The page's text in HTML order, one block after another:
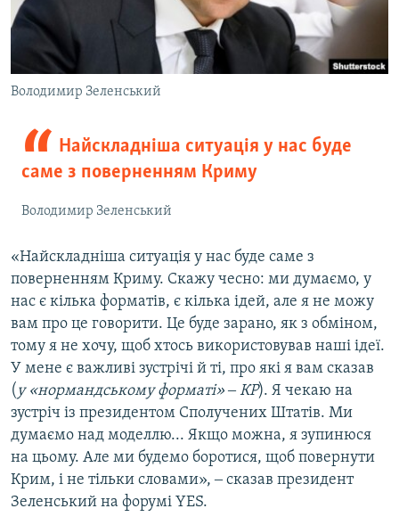
Володимир Зеленський
Найскладніша ситуація у нас буде
саме з поверненням Криму
Володимир Зеленський
«Найскладніша ситуація у нас буде саме з
поверненням Криму. Скажу чесно: ми думаємо, у
нас є кілька форматів, є кілька ідей, але я не можу
вам про це говорити. Це буде зарано, як з обміном,
тому я не хочу, щоб хтось використовував наші ідеї.
У мене є важливі зустрічі й ті, про які я вам сказав
( у «нормандському форматі» ‒ КР). Я чекаю на
зустріч із президентом Сполучених Штатів. Ми
думаємо над моделлю... Якщо можна, я зупинюся
на цьому. Але ми будемо боротися, щоб повернути
Крим, і не тільки словами», ‒ сказав президент
Зеленський на форумі YES.